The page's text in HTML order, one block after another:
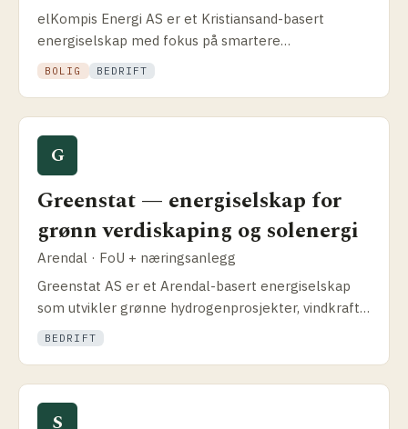
elKompis Energi AS er et Kristiansand-basert
energiselskap med fokus på smartere
strømforbruk. Slik fungerer modellen og hva som
skiller dem fra rene solcelle­installatører.
BOLIG BEDRIFT
G
Greenstat — energiselskap for
grønn verdiskaping og solenergi
Arendal · FoU + næringsanlegg
Greenstat AS er et Arendal-basert energiselskap
som utvikler grønne hydrogenprosjekter, vindkraft
og solenergi. Slik fungerer modellen, hvilke
prosjekter selskapet driver og hva det betyr for
BEDRIFT
S